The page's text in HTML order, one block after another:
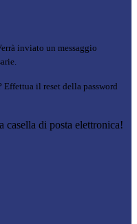
inviato un messaggio
Effettua il reset della password
casella di posta elettronica!